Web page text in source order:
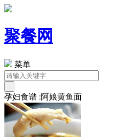
聚餐网
菜单
孕妇食谱 :阿娘黄鱼面